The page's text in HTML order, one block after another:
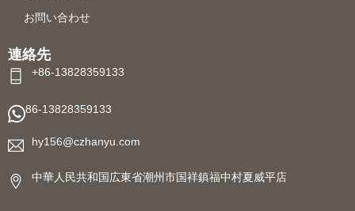
お問い合わせ
連絡先
+86-13828359133
86-13828359133
hy156@czhanyu.com
中華人民共和国広東省潮州市国祥鎮福中村夏威平店